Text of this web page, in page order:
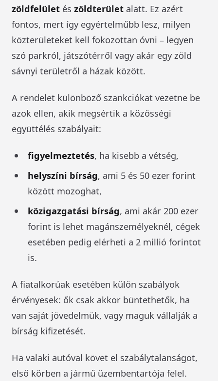
zöldfelület és zöldterület alatt. Ez azért
fontos, mert így egyértelműbb lesz, milyen
közterületeket kell fokozottan óvni – legyen
szó parkról, játszótérről vagy akár egy zöld
sávnyi területről a házak között.
A rendelet különböző szankciókat vezetne be
azok ellen, akik megsértik a közösségi
együttélés szabályait:
figyelmeztetés, ha kisebb a vétség,
helyszíni bírság, ami 5 és 50 ezer forint
között mozoghat,
közigazgatási bírság, ami akár 200 ezer
forint is lehet magánszemélyeknél, cégek
esetében pedig elérheti a 2 millió forintot
is.
A fiatalkorúak esetében külön szabályok
érvényesek: ők csak akkor büntethetők, ha
van saját jövedelmük, vagy maguk vállalják a
bírság kifizetését.
Ha valaki autóval követ el szabálytalanságot,
első körben a jármű üzembentartója felel.